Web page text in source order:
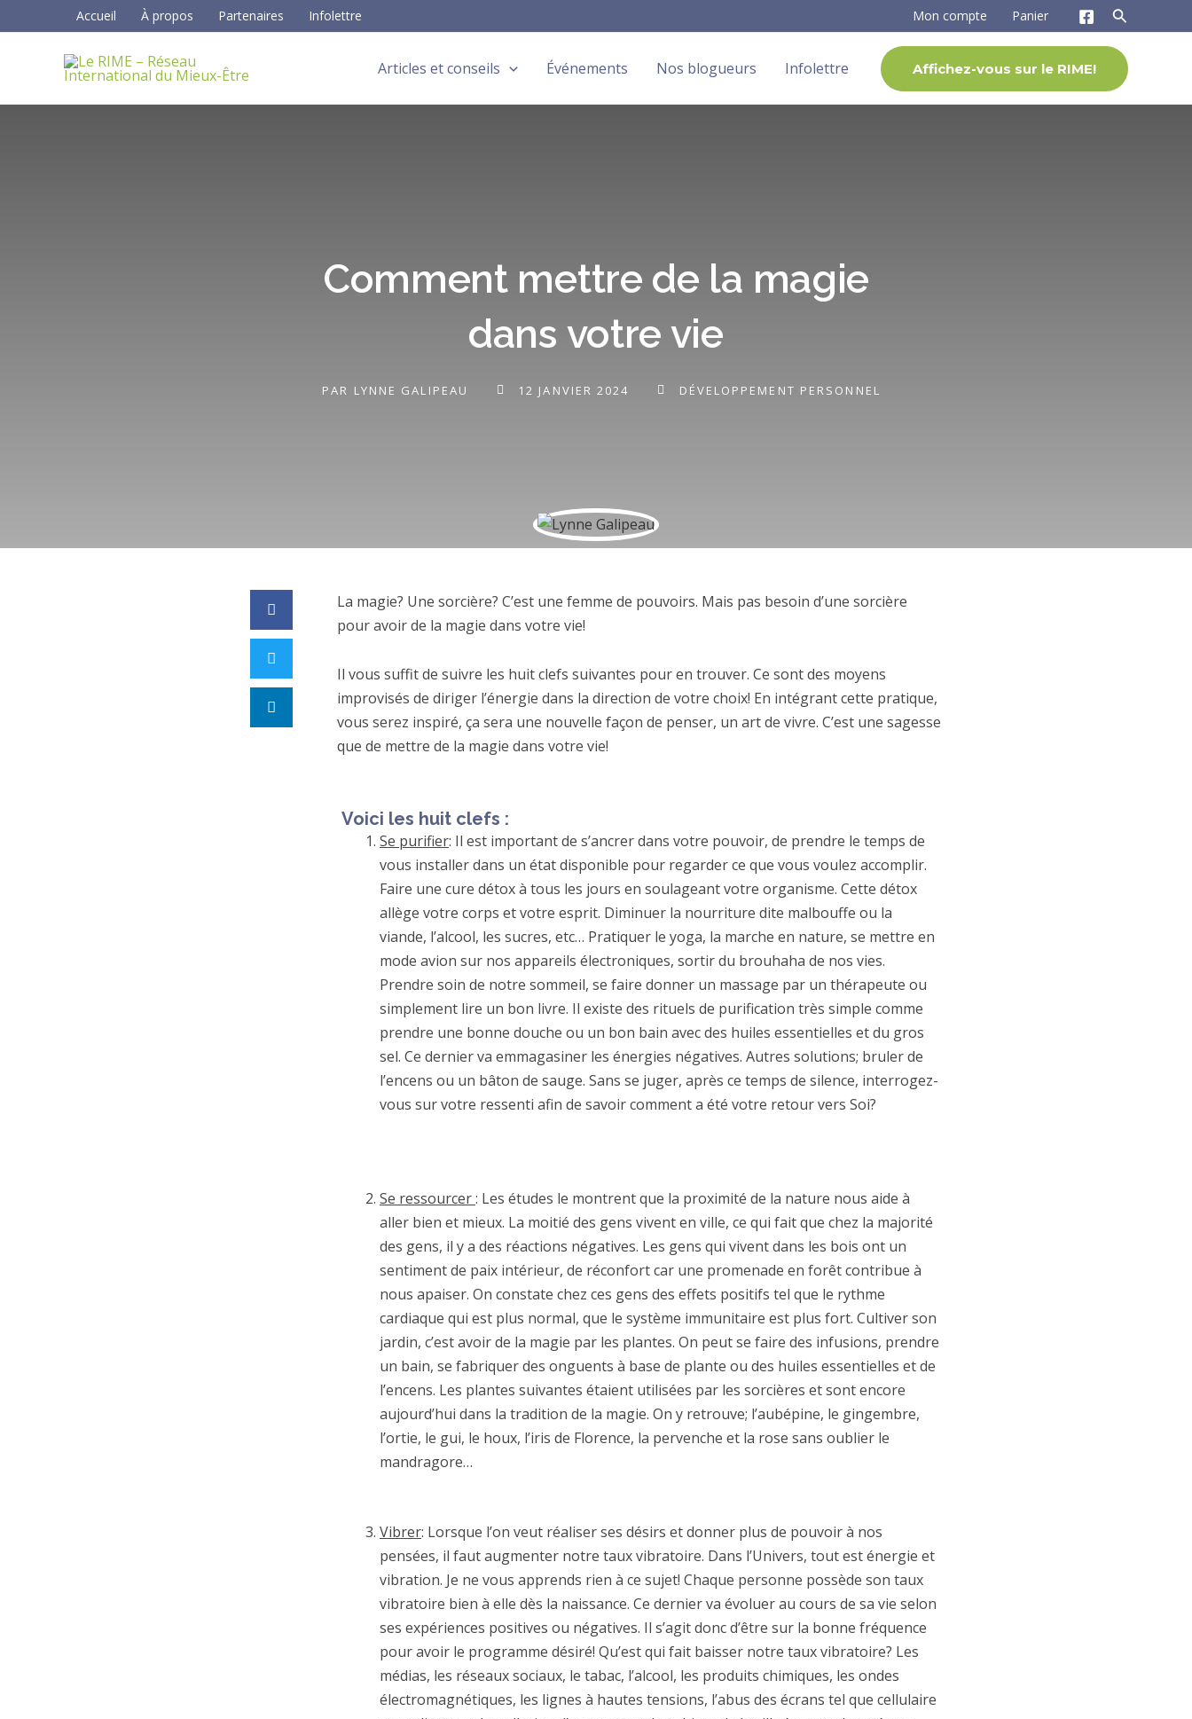
au
Accueil À propos Partenaires Infolettre Mon compte Panier
Articles et conseils Événements Nos blogueurs Infolettre Affichez-vous sur le RIME!
Comment mettre de la magie
dans votre vie
PAR LYNNE GALIPEAU 12 JANVIER 2024 DÉVELOPPEMENT PERSONNEL
La magie? Une sorcière? C’est une femme de pouvoirs. Mais pas besoin d’une sorcière
pour avoir de la magie dans votre vie!
Il vous suffit de suivre les huit clefs suivantes pour en trouver. Ce sont des moyens
improvisés de diriger l’énergie dans la direction de votre choix! En intégrant cette pratique,
vous serez inspiré, ça sera une nouvelle façon de penser, un art de vivre. C’est une sagesse
que de mettre de la magie dans votre vie!
Voici les huit clefs :
Se purifier: Il est important de s’ancrer dans votre pouvoir, de prendre le temps de
vous installer dans un état disponible pour regarder ce que vous voulez accomplir.
Faire une cure détox à tous les jours en soulageant votre organisme. Cette détox
allège votre corps et votre esprit. Diminuer la nourriture dite malbouffe ou la
viande, l’alcool, les sucres, etc… Pratiquer le yoga, la marche en nature, se mettre en
mode avion sur nos appareils électroniques, sortir du brouhaha de nos vies.
Prendre soin de notre sommeil, se faire donner un massage par un thérapeute ou
simplement lire un bon livre. Il existe des rituels de purification très simple comme
prendre une bonne douche ou un bon bain avec des huiles essentielles et du gros
sel. Ce dernier va emmagasiner les énergies négatives. Autres solutions; bruler de
l’encens ou un bâton de sauge. Sans se juger, après ce temps de silence, interrogez-
vous sur votre ressenti afin de savoir comment a été votre retour vers Soi?
Se ressourcer: Les études le montrent que la proximité de la nature nous aide à
aller bien et mieux. La moitié des gens vivent en ville, ce qui fait que chez la majorité
des gens, il y a des réactions négatives. Les gens qui vivent dans les bois ont un
sentiment de paix intérieur, de réconfort car une promenade en forêt contribue à
nous apaiser. On constate chez ces gens des effets positifs tel que le rythme
cardiaque qui est plus normal, que le système immunitaire est plus fort. Cultiver son
jardin, c’est avoir de la magie par les plantes. On peut se faire des infusions, prendre
un bain, se fabriquer des onguents à base de plante ou des huiles essentielles et de
l’encens. Les plantes suivantes étaient utilisées par les sorcières et sont encore
aujourd’hui dans la tradition de la magie. On y retrouve; l’aubépine, le gingembre,
l’ortie, le gui, le houx, l’iris de Florence, la pervenche et la rose sans oublier le
mandragore…
Vibrer: Lorsque l’on veut réaliser ses désirs et donner plus de pouvoir à nos
pensées, il faut augmenter notre taux vibratoire. Dans l’Univers, tout est énergie et
vibration. Je ne vous apprends rien à ce sujet! Chaque personne possède son taux
vibratoire bien à elle dès la naissance. Ce dernier va évoluer au cours de sa vie selon
ses expériences positives ou négatives. Il s’agit donc d’être sur la bonne fréquence
pour avoir le programme désiré! Qu’est qui fait baisser notre taux vibratoire? Les
médias, les réseaux sociaux, le tabac, l’alcool, les produits chimiques, les ondes
électromagnétiques, les lignes à hautes tensions, l’abus des écrans tel que cellulaire